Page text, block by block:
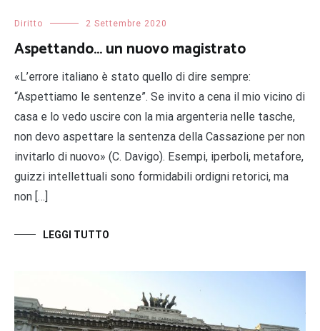
Diritto 2 Settembre 2020
Aspettando… un nuovo magistrato
«L’errore italiano è stato quello di dire sempre:
“Aspettiamo le sentenze”. Se invito a cena il mio vicino di
casa e lo vedo uscire con la mia argenteria nelle tasche,
non devo aspettare la sentenza della Cassazione per non
invitarlo di nuovo» (C. Davigo). Esempi, iperboli, metafore,
guizzi intellettuali sono formidabili ordigni retorici, ma
non […]
LEGGI TUTTO